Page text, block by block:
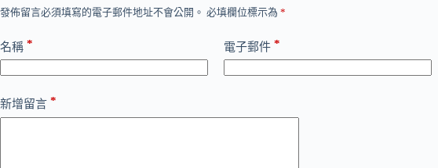
發佈留言必須填寫的電子郵件地址不會公開。 必填欄位標示為 *
名稱 * 電子郵件 *
新增留言 *